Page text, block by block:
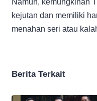
kejutan dan memiliki
menahan seri atau
Berita Terkait